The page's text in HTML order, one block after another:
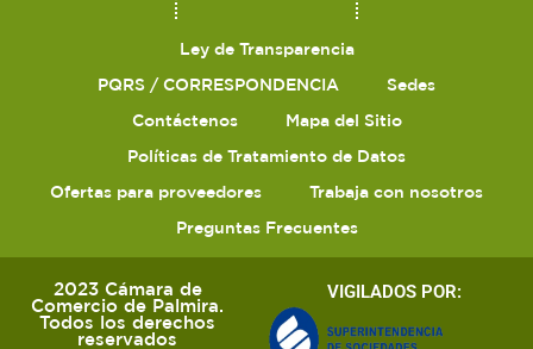
Ley de Transparencia
PQRS / CORRESPONDENCIA
Sedes
Contáctenos
Mapa del Sitio
Políticas de Tratamiento de Datos
Ofertas para proveedores
Trabaja con nosotros
Preguntas Frecuentes
2023 Cámara de
Comercio de Palmira.
Todos los derechos
reservados
VIGILADOS POR: